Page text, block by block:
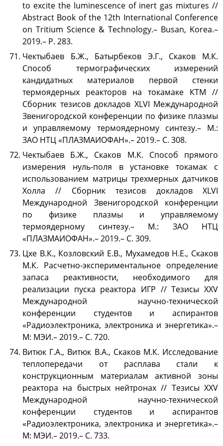
to excite the luminescence of inert gas mixtures //
Abstract Book of the 12th International Conference
on Tritium Science & Technology.– Busan, Korea.–
2019.– P. 283.
Чектыбаев Б.Ж., Батырбеков Э.Г., Скаков М.К.
Способ термографических измерений
кандидатных материалов первой стенки
термоядерных реакторов на токамаке КТМ //
Сборник тезисов докладов XLVI Международной
Звенигородской конференции по физике плазмы
и управляемому термоядерному синтезу.– М.:
ЗАО НТЦ «ПЛАЗМАИОФАН».– 2019.– С. 308.
Чектыбаев Б.Ж., Скаков М.К. Способ прямого
измерения нуль-поля в установке токамак с
использованием матрицы трехмерных датчиков
Холла // Сборник тезисов докладов XLVI
Международной Звенигородской конференции
по физике плазмы и управляемому
термоядерному синтезу.– М.: ЗАО НТЦ
«ПЛАЗМАИОФАН».– 2019.– С. 309.
Цхе В.К., Козловский Е.В., Мухамедов Н.Е., Скаков
М.К. Расчетно-экспериментальное определение
запаса реактивности, необходимого для
реализации пуска реактора ИГР // Тезисы XXV
Международной научно-технической
конференции студентов и аспирантов
«Радиоэлектроника, электроника и энергетика».–
М: МЭИ.– 2019.– С. 720.
Витюк Г.А., Витюк В.А., Скаков М.К. Исследование
теплопередачи от расплава стали к
конструкционным материалам активной зоны
реактора на быстрых нейтронах // Тезисы XXV
Международной научно-технической
конференции студентов и аспирантов
«Радиоэлектроника, электроника и энергетика».–
М: МЭИ.– 2019.– С. 733.